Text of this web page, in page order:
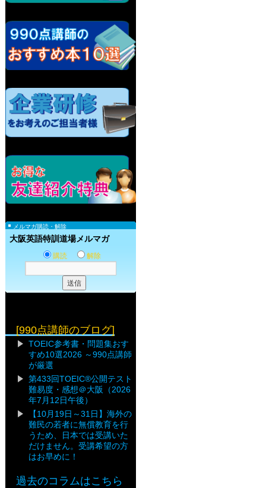
メルマガ購読・解除
大阪英語特訓道場メルマガ
購読 解除
[990点講師のブログ]
TOEIC参考書・問題集おす
すめ10選2026 ～990点講師
が厳選
第433回TOEIC®公開テスト
難易度・感想＠大阪（2026
年7月12日午後）
【10月19日～31日】海外の
難民の若者に無償教育を行
うため、日本では受講いた
だけません。受講希望の方
はお早めに！
過去のコラムはこちら